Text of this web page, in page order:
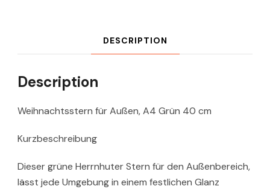
DESCRIPTION
Description
Weihnachtsstern für Außen, A4 Grün 40 cm
Kurzbeschreibung
Dieser grüne Herrnhuter Stern für den Außenbereich,
lässt jede Umgebung in einem festlichen Glanz